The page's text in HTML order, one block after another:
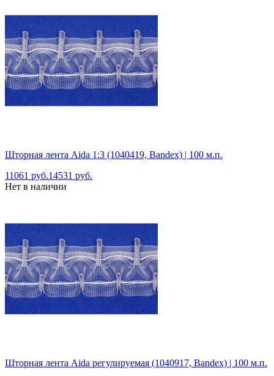
Шторная лента Aida 1:3 (1040419, Bandex) | 100 м.п.
11061 руб.14531 руб.
Нет в наличии
Шторная лента Aida регулируемая (1040917, Bandex) | 100 м.п.